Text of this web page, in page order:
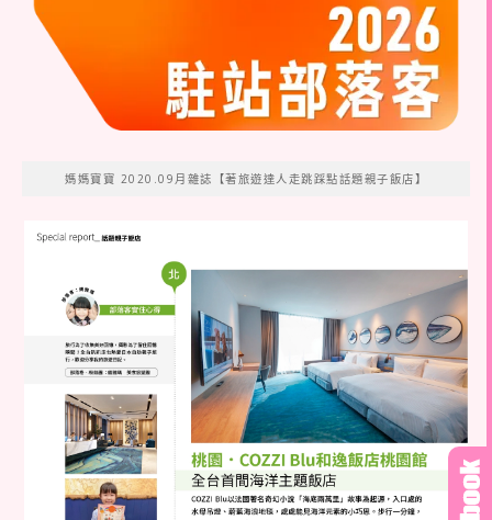
媽媽寶寶 2020.09月雜誌【著旅遊達人走跳踩點話題親子飯店】